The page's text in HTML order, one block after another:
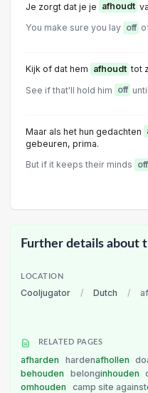
Je zorgt dat je je afhoudt
You make sure you lay off
Kijk of dat hem afhoudt tot
See if that'll hold him off
Maar als het hun gedachten
gebeuren, prima.
But if it keeps their minds off
Further details about
LOCATION
Cooljugator / Dutch /
RELATED PAGES
afharden hardenafhollen do
behouden
belonginhouden
omhouden
camp site against